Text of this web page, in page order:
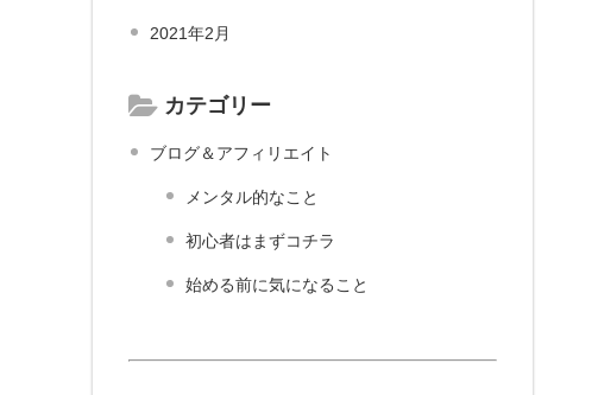
2021年2月
カテゴリー
ブログ＆アフィリエイト
メンタル的なこと
初心者はまずコチラ
始める前に気になること